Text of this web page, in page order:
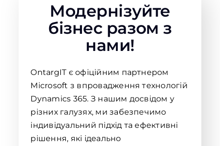
Модернізуйте
бізнес разом з
нами!
OntargIT є офіційним партнером
Microsoft з впровадження технологій
Dynamics 365. З нашим досвідом у
різних галузях, ми забезпечимо
індивідуальний підхід та ефективні
рішення, які ідеально